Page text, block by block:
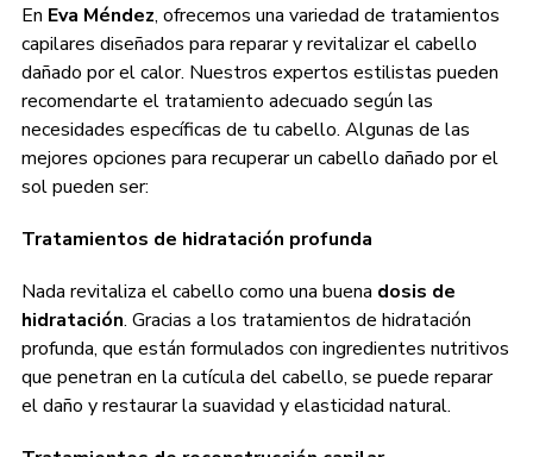
En Eva Méndez, ofrecemos una variedad de tratamientos
capilares diseñados para reparar y revitalizar el cabello
dañado por el calor. Nuestros expertos estilistas pueden
recomendarte el tratamiento adecuado según las
necesidades específicas de tu cabello. Algunas de las
mejores opciones para recuperar un cabello dañado por el
sol pueden ser:
Tratamientos de hidratación profunda
Nada revitaliza el cabello como una buena dosis de
hidratación. Gracias a los tratamientos de hidratación
profunda, que están formulados con ingredientes nutritivos
que penetran en la cutícula del cabello, se puede reparar
el daño y restaurar la suavidad y elasticidad natural.